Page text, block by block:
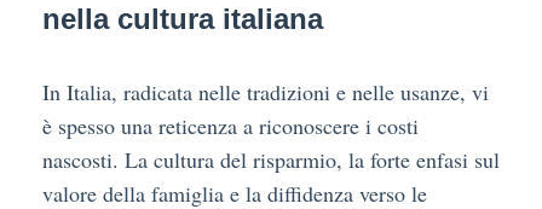
nella cultura italiana
In Italia, radicata nelle tradizioni e nelle usanze, vi
è spesso una reticenza a riconoscere i costi
nascosti. La cultura del risparmio, la forte enfasi sul
valore della famiglia e la diffidenza verso le